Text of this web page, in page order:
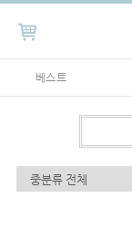
베스트